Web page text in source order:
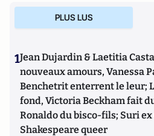
d'autoprésentation et leurs
les médias modernes.
PLUS LUS
1Jean Dujardin & Laetitia
nouveaux amours, Vanessa
Benchetrit enterrent le leur;
fond, Victoria Beckham fait
Ronaldo du bisco-fils; Suri
Shakespeare queer